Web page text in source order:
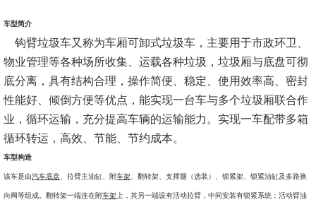
车型简介
钩臂垃圾车又称为车厢可卸式垃圾车，主要用于市政环卫、
物业管理等各种场所收集、运载各种垃圾，垃圾厢与底盘可彻
底分离，具有结构合理，操作简便、稳定、使用效率高、密封
性能好、倾倒方便等优点，能实现一台车与多个垃圾厢联合作
业，循环运输，充分提高车辆的运输能力。实现一车配带多箱
循环转运，高效、节能、节约成本。
车型构造
该车是由汽车底盘 、拉臂主油缸、附车架 、翻转架、支撑腿（选装）、锁紧架、锁紧油缸及多路换
向阀等组成。翻转架一端连在附车架 上，其另一端设有活动拉臂，中间安装有锁紧系统；活动臂油